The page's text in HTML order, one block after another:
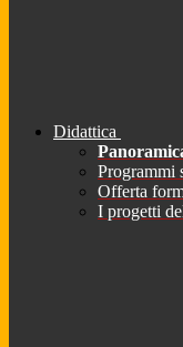
Didattica
Programmi
Offerta
I progetti